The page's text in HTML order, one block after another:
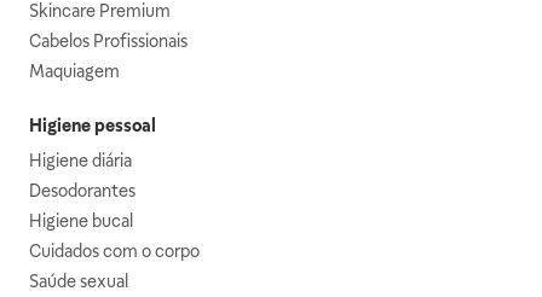
Skincare Premium
Cabelos Profissionais
Maquiagem
Higiene pessoal
Higiene diária
Desodorantes
Higiene bucal
Cuidados com o corpo
Saúde sexual